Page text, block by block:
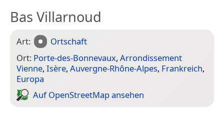
Bas Villarnoud
Art:
Ortschaft
Ort: Porte-des-Bonnevaux, Arrondissement
Vienne, Isère, Auvergne-Rhône-Alpes, Frankreich,
Europa
Auf Open­Street­Map ansehen